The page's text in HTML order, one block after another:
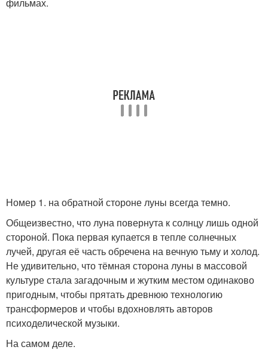
фильмах.
Номер 1. на обратной стороне луны всегда темно.
Общеизвестно, что луна повернута к солнцу лишь одной
стороной. Пока первая купается в тепле солнечных
лучей, другая её часть обречена на вечную тьму и холод.
Не удивительно, что тёмная сторона луны в массовой
культуре стала загадочным и жутким местом одинаково
пригодным, чтобы прятать древнюю технологию
трансформеров и чтобы вдохновлять авторов
психоделической музыки.
На самом деле.